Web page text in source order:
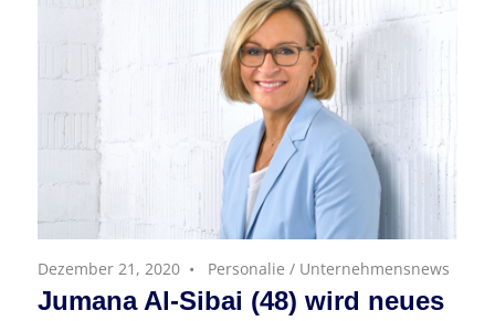
Dezember 21, 2020 Personalie / Unternehmensnews
Jumana Al-Sibai (48) wird neues